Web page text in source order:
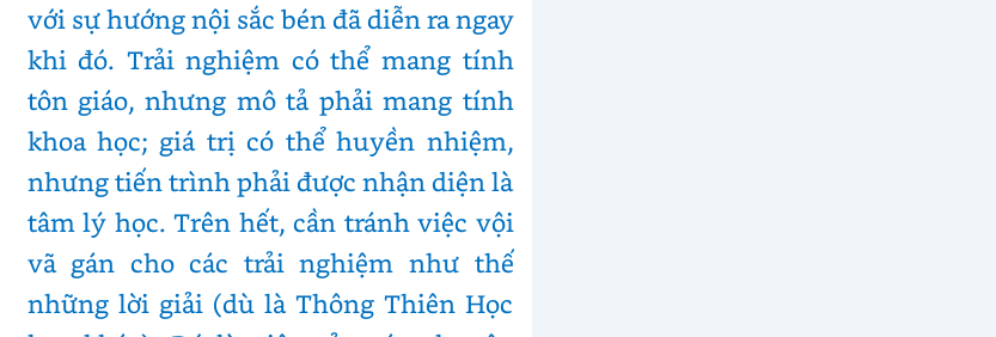
với sự hướng nội sắc bén đã diễn ra ngay
khi đó. Trải nghiệm có thể mang tính
tôn giáo, nhưng mô tả phải mang tính
khoa học; giá trị có thể huyền nhiệm,
nhưng tiến trình phải được nhận diện là
tâm lý học. Trên hết, cần tránh việc vội
vã gán cho các trải nghiệm như thế
những lời giải (dù là Thông Thiên Học